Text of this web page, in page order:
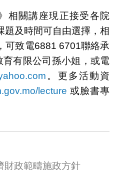
相關講座現正接受各院
題及時間可自由選擇，相
可致電6881 6701聯絡承
有限公司孫小姐，或電
。更多活動資
lecture 或臉書專
財政範疇施政方針